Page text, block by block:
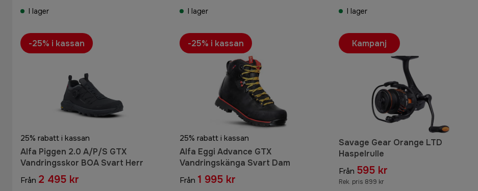
I lager I lager I lager
25% rabatt i kassan
Alfa Piggen 2.0 A/P/S GTX
Vandringsskor BOA Svart Herr
Från 2 495 kr
-25% i kassan
25% rabatt i kassan
Alfa Eggi Advance GTX
Vandringskänga Svart Dam
Från 1 995 kr
-25% i kassan
Savage Gear Orange LTD
Haspelrulle
Från 595 kr
Rek. pris 899 kr
Kampanj